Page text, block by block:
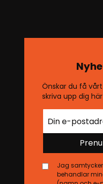
Önskar du få
skriva upp dig här
Jag
behandlar